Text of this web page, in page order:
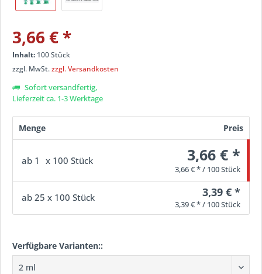
3,66 € *
Inhalt: 100 Stück
zzgl. MwSt.zzgl. Versandkosten
Sofort versandfertig,
Lieferzeit ca. 1-3 Werktage
Menge Preis
ab 1 x 100 Stück 3,66 € *
3,66 € * / 100 Stück
ab 25 x 100 Stück 3,39 € *
3,39 € * / 100 Stück
Verfügbare Varianten::